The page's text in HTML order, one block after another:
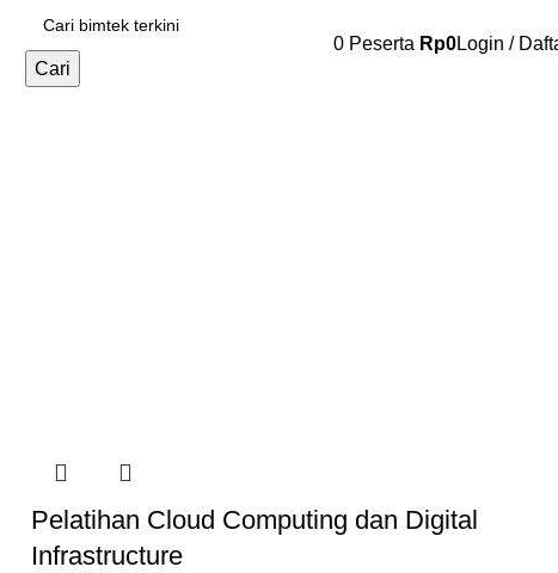
Cari
0 Peserta Rp0Login /
Pelatihan Cloud Computing dan Digital
Infrastructure